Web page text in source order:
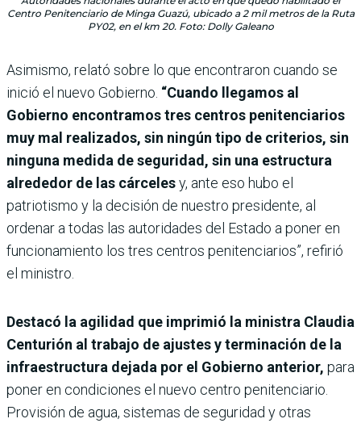
Centro Penitenciario de Minga Guazú, ubicado a 2 mil metros de la Ruta
PY02, en el km 20. Foto: Dolly Galeano
Asimismo, relató sobre lo que encontraron cuando se
inició el nuevo Gobierno. “Cuando llegamos al
Gobierno encontramos tres centros penitenciarios
muy mal realizados, sin ningún tipo de criterios, sin
ninguna medida de seguridad, sin una estructura
alrededor de las cárcelesy, ante eso hubo el
patriotismo y la decisión de nuestro presidente, al
ordenar a todas las autoridades del Estado a poner en
funcionamiento los tres centros penitenciarios”, refirió
el ministro.
Destacó la agilidad que imprimió la ministra Claudia
Centurión al trabajo de ajustes y terminación de la
infraestructura dejada por el Gobierno anterior, para
poner en condiciones el nuevo centro penitenciario.
Provisión de agua, sistemas de seguridad y otras